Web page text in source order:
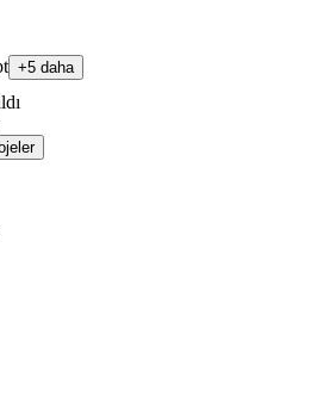
+5 daha